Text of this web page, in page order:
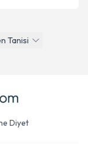
Tanisi
Diyet